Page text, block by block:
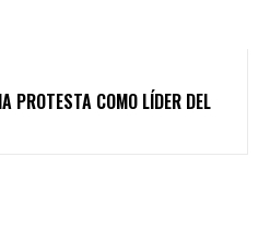
PROTESTA COMO LÍDER DEL